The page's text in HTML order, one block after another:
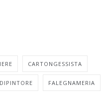
CARTONGESSISTA
DIPINTORE FALEGNAMERIA